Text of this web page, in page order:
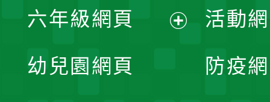
單
選
開
六年級網頁
幼兒園網頁
活動
防疫